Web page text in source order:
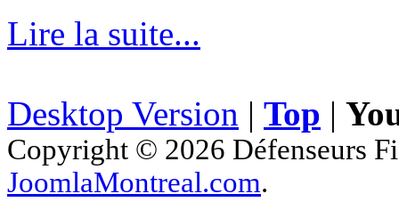
Lire la suite...
Desktop Version | Top |
Copyright © 2026 Défenseurs
JoomlaMontreal.com.